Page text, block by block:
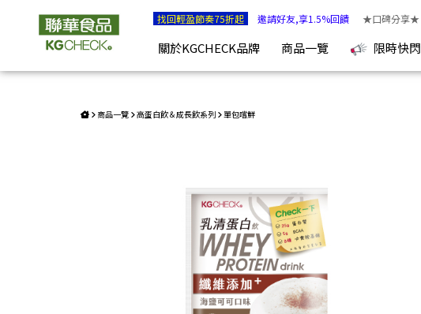
乳清蛋白飲-海鹽可可口味(43g) | KGCHECK聯華食品生醫研究室
找回輕盈節奏75折起 邀請好友,享1.5%回饋 ★口碑分享★
關於KGCHECK品牌 商品一覽 限時快閃
商品一覽 高蛋白飲＆成長飲系列 單包嚐鮮